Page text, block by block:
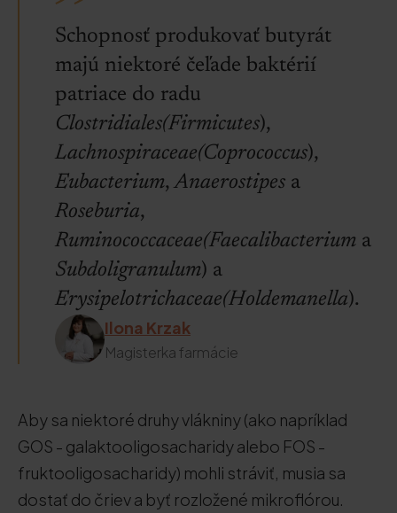
Schopnosť produkovať butyrát
majú niektoré čeľade baktérií
patriace do radu
Clostridiales(Firmicutes),
Lachnospiraceae(Coprococcus),
Eubacterium,Anaerostipes a
Roseburia,
Ruminococcaceae(Faecalibacterium a
Subdoligranulum) a
Erysipelotrichaceae(Holdemanella).
Ilona Krzak
Magisterka farmácie
Aby sa niektoré druhy vlákniny (ako napríklad
GOS - galaktooligosacharidy alebo FOS -
fruktooligosacharidy) mohli stráviť, musia sa
dostať do čriev a byť rozložené mikroflórou.